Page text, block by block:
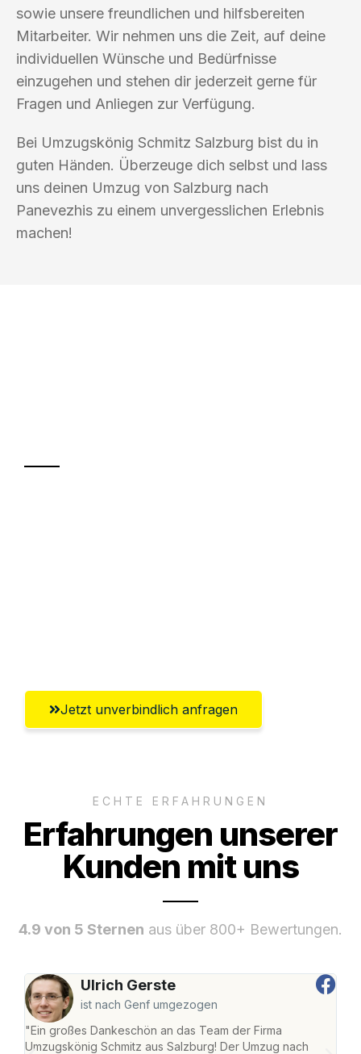
sowie unsere freundlichen und hilfsbereiten
Mitarbeiter. Wir nehmen uns die Zeit, auf deine
individuellen Wünsche und Bedürfnisse
einzugehen und stehen dir jederzeit gerne für
Fragen und Anliegen zur Verfügung.
Bei Umzugskönig Schmitz Salzburg bist du in
guten Händen. Überzeuge dich selbst und lass
uns deinen Umzug von Salzburg nach
Panevezhis zu einem unvergesslichen Erlebnis
machen!
Jetzt unverbindlich anfragen
ECHTE ERFAHRUNGEN
Erfahrungen unserer
Kunden mit uns
4.9 von 5 Sternen aus über 800+ Bewertungen.
Ulrich Gerste
ist nach Genf umgezogen
"Ein großes Dankeschön an das Team der Firma
Umzugskönig Schmitz aus Salzburg! Der Umzug nach